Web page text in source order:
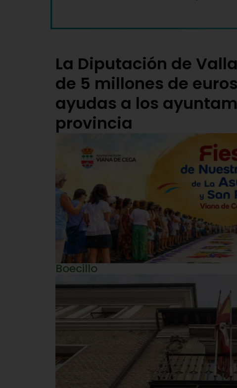
La Diputación de
de 5 millones de
ayudas a los
provincia
Boecillo